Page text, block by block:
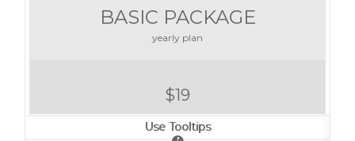
Use Tooltips
BASIC PACKAGE
yearly plan
$19
Use Tooltips